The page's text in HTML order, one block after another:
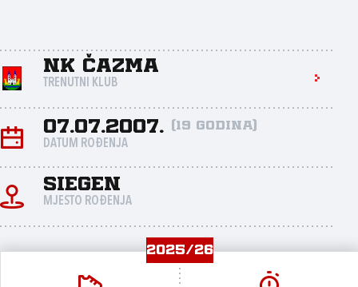
NK Čazma
TRENUTNI KLUB
07.07.2007. (19 godina)
DATUM ROĐENJA
Siegen
MJESTO ROĐENJA
2025/26